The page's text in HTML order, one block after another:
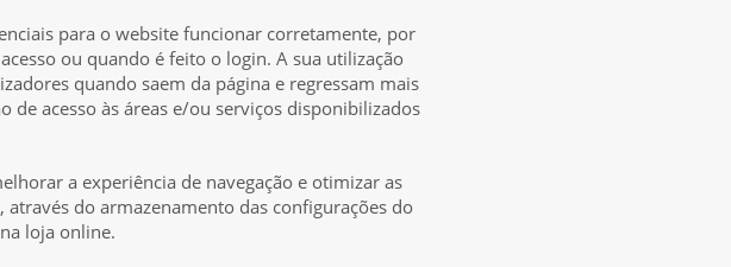
para o website funcionar corretamente, por
ou quando é feito o login. A sua utilização
quando saem da página e regressam mais
de acesso às áreas e/ou serviços disponibilizados
a experiência de navegação e otimizar as
do armazenamento das configurações do
loja online.